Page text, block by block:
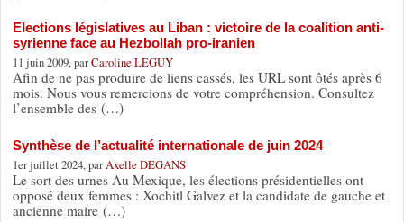
Elections législatives au Liban : victoire de la coalition anti-
syrienne face au Hezbollah pro-iranien
11 juin 2009, parCaroline LEGUY
Afin de ne pas produire de liens cassés, les URL sont ôtés après 6
mois. Nous vous remercions de votre compréhension. Consultez
l’ensemble des (…)
Synthèse de l’actualité internationale de juin 2024
1er juillet 2024, parAxelle DEGANS
Le sort des urnes Au Mexique, les élections présidentielles ont
opposé deux femmes : Xochitl Galvez et la candidate de gauche et
ancienne maire (…)